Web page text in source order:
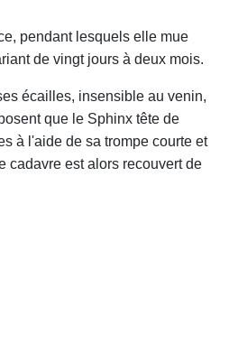
pendant lesquels elle mue
de vingt jours à deux mois.
écailles, insensible au venin,
que le Sphinx tête de
à l'aide de sa trompe courte et
cadavre est alors recouvert de